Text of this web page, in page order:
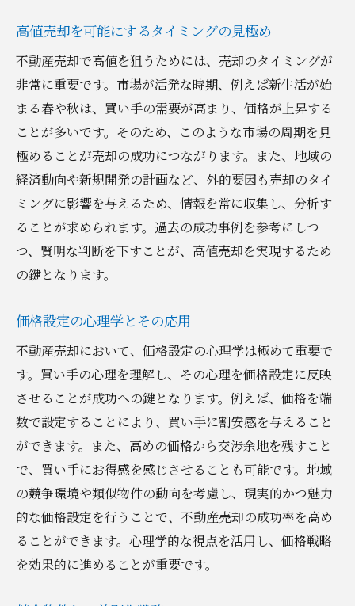
高値売却を可能にするタイミングの見極め
不動産売却で高値を狙うためには、売却のタイミングが
非常に重要です。市場が活発な時期、例えば新生活が始
まる春や秋は、買い手の需要が高まり、価格が上昇する
ことが多いです。そのため、このような市場の周期を見
極めることが売却の成功につながります。また、地域の
経済動向や新規開発の計画など、外的要因も売却のタイ
ミングに影響を与えるため、情報を常に収集し、分析す
ることが求められます。過去の成功事例を参考にしつ
つ、賢明な判断を下すことが、高値売却を実現するため
の鍵となります。
価格設定の心理学とその応用
不動産売却において、価格設定の心理学は極めて重要で
す。買い手の心理を理解し、その心理を価格設定に反映
させることが成功への鍵となります。例えば、価格を端
数で設定することにより、買い手に割安感を与えること
ができます。また、高めの価格から交渉余地を残すこと
で、買い手にお得感を感じさせることも可能です。地域
の競争環境や類似物件の動向を考慮し、現実的かつ魅力
的な価格設定を行うことで、不動産売却の成功率を高め
ることができます。心理学的な視点を活用し、価格戦略
を効果的に進めることが重要です。